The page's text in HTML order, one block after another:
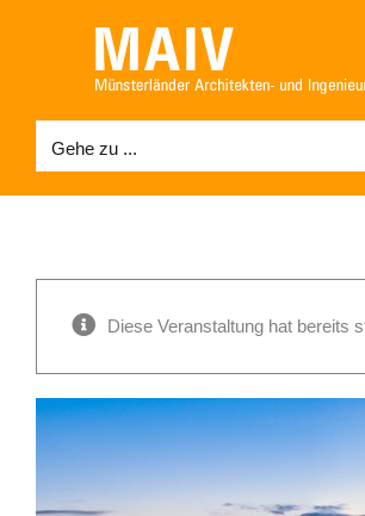
Gehe zu ...
Diese Veranstaltung hat bereits